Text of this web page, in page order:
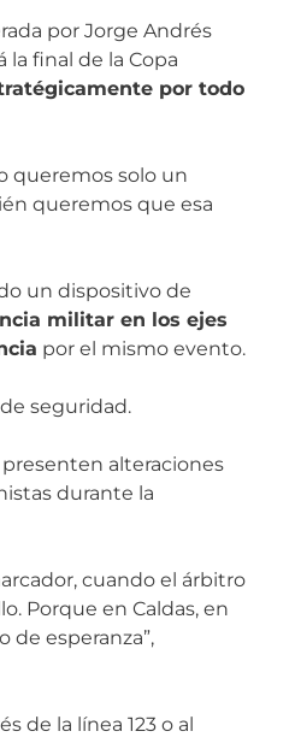
por Jorge Andrés
final de la Copa
por todo
queremos solo un
queremos que esa
un dispositivo de
militar en los ejes
por el mismo evento.
seguridad.
alteraciones
durante la
cuando el árbitro
Porque en Caldas, en
de esperanza”,
de la línea 123 o al